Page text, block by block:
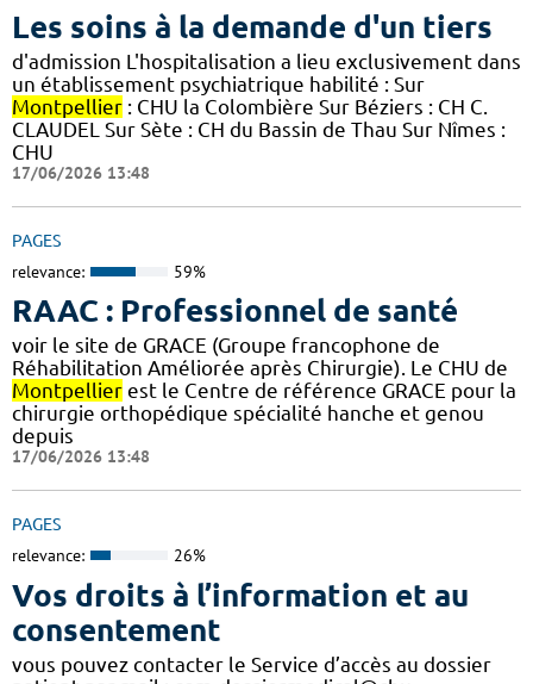
Les soins à la demande d'un tiers
d'admission L'hospitalisation a lieu exclusivement dans
un établissement psychiatrique habilité : Sur
Montpellier : CHU la Colombière Sur Béziers : CH C.
CLAUDEL Sur Sète : CH du Bassin de Thau Sur Nîmes :
CHU
17/06/2026 13:48
PAGES
relevance: 59%
RAAC : Professionnel de santé
voir le site de GRACE (Groupe francophone de
Réhabilitation Améliorée après Chirurgie). Le CHU de
Montpellier est le Centre de référence GRACE pour la
chirurgie orthopédique spécialité hanche et genou
depuis
17/06/2026 13:48
PAGES
relevance: 26%
Vos droits à l’information et au
consentement
vous pouvez contacter le Service d’accès au dossier